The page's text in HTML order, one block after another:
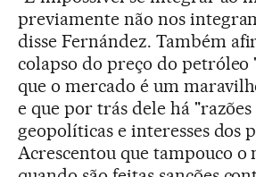
previamente não nos
disse Fernández. Também
colapso do preço do
que o mercado é um
e que por trás dele há
geopolíticas e interesses dos
Acrescentou que tampouco o